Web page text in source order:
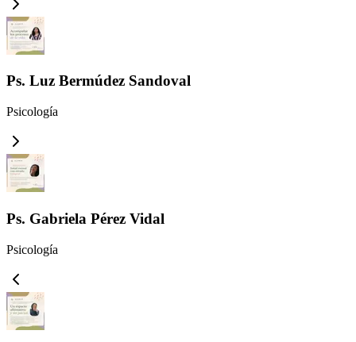
Ps. Luz Bermúdez Sandoval
Psicología
Ps. Gabriela Pérez Vidal
Psicología